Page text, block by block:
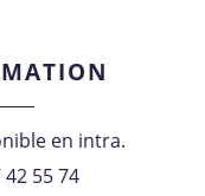
en intra.
55 74